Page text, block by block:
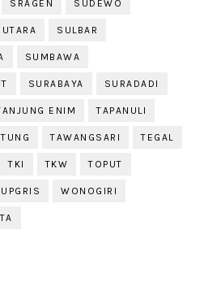
SRAGEN SUDEWO
SULBAR
SUMBAWA
SURABAYA SURADADI
ENIM TAPANULI
TAWANGSARI TEGAL
TKI TKW TOPUT
UPGRIS WONOGIRI